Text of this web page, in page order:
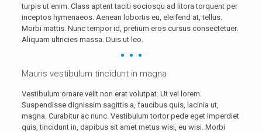
turpis ut enim. Class aptent taciti sociosqu ad litora torquent per
inceptos hymenaeos. Aenean lobortis eu, eleifend at, tellus.
Morbi mattis. Nunc tempor id, pretium eros cursus consectetuer.
Aliquam ultricies massa. Duis ut leo.
Mauris vestibulum tincidunt in magna
Vestibulum ornare velit non erat volutpat. Ut vel lorem.
Suspendisse dignissim sagittis a, faucibus quis, lacinia ut,
magna. Curabitur ac nunc. Vestibulum tortor pede eget imperdiet
quis, tincidunt in, dapibus sit amet metus wisi, eu wisi. Morbi